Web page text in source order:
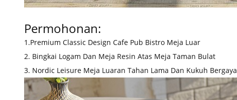
Permohonan:
1.Premium Classic Design Cafe Pub Bistro Meja Luar
2. Bingkai Logam Dan Meja Resin Atas Meja Taman Bulat
3. Nordic Leisure Meja Luaran Tahan Lama Dan Kukuh Bergaya